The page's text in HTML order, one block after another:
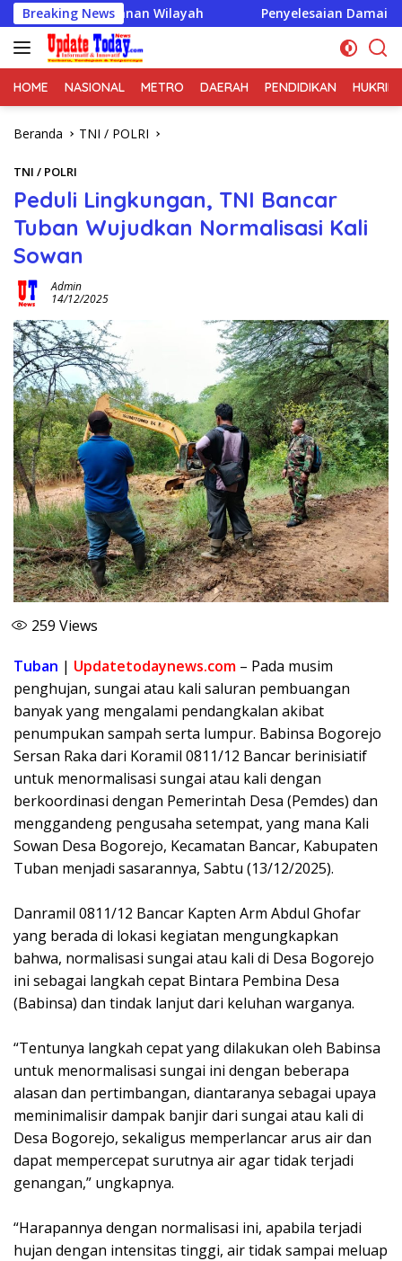
Langsung
ke
konten
Breaking News
Wilayah Penyelesaian Damai di Desa Cikupa
HOME NASIONAL METRO DAERAH PENDIDIKAN HUKRIM
Beranda TNI / POLRI
TNI / POLRI
‎Peduli Lingkungan, TNI Bancar
Tuban Wujudkan Normalisasi Kali
Sowan
Admin
14/12/2025
259 Views
Tuban | Updatetodaynews.com – Pada musim
penghujan, sungai atau kali saluran pembuangan
banyak yang mengalami pendangkalan akibat
penumpukan sampah serta lumpur. Babinsa Bogorejo
Sersan Raka dari Koramil 0811/12 Bancar berinisiatif
untuk menormalisasi sungai atau kali dengan
berkoordinasi dengan Pemerintah Desa (Pemdes) dan
menggandeng pengusaha setempat, yang mana Kali
Sowan Desa Bogorejo, Kecamatan Bancar, Kabupaten
Tuban menjadi sasarannya, Sabtu (13/12/2025).
‎Danramil 0811/12 Bancar Kapten Arm Abdul Ghofar
yang berada di lokasi kegiatan mengungkapkan
bahwa, normalisasi sungai atau kali di Desa Bogorejo
ini sebagai langkah cepat Bintara Pembina Desa
(Babinsa) dan tindak lanjut dari keluhan warganya.
‎“Tentunya langkah cepat yang dilakukan oleh Babinsa
untuk menormalisasi sungai ini dengan beberapa
alasan dan pertimbangan, diantaranya sebagai upaya
meminimalisir dampak banjir dari sungai atau kali di
Desa Bogorejo, sekaligus memperlancar arus air dan
dapat mempercepat surutnya air agar tidak terjadi
genangan,” ungkapnya.
‎“Harapannya dengan normalisasi ini, apabila terjadi
hujan dengan intensitas tinggi, air tidak sampai meluap